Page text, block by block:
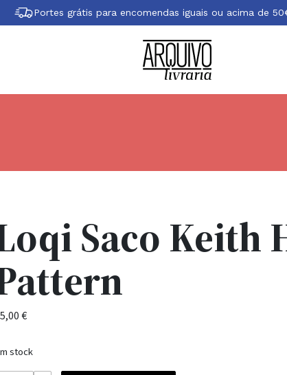
Portes grátis para encomendas iguais ou acima de
Saco Keith
€
stock